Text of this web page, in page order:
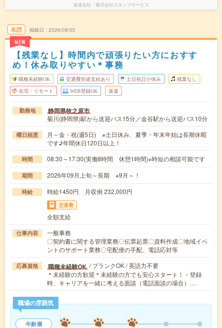
派遣会社 株式会社スタッフサービス
未読
NEW
掲載日 2026/08/05
【残業なし】時間内で頑張りたい方におすす
め！休み取りやすい＊事務
職種未経験OK 交通費別途支給あり 土日祝日が休み 残業なし
在宅・リモート WEB登録OK 派遣
勤務地 静岡県牧之原市
菊川(静岡県)駅から送迎バス15分／金谷駅から送迎バス10分
曜日頻度
月～金・祝(週5日) ※土日休み、夏季・年末年始は長期休暇
です♪年間休日120日以上！
時間 08:30～17:30(実働8時間 休憩1時間)※時短の相談可能です
期間 2026年09月上旬～長期 ※9月～！
時給 時給1450円 月収例 232,000円
交通費
全額支給
仕事内容
一般事務
〇契約書に関する管理業務〇伝票起票〇資料作成〇地域イベ
ントのサポート業務〇宅配便の手配、電話応対等
応募資格 職種未経験OK / ブランクOK / 英語力不要
＊未経験の方歓迎＊未経験の方でも安心スタート！・登録
時、キャリアを一緒に考える面談（電話面談の場合）…
職場の雰囲気
年齢層